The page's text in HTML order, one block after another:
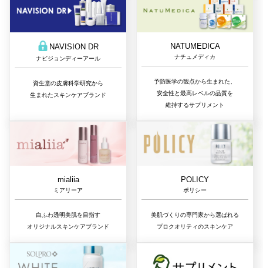
NAVISION DR
ナビジョンディーアール
資生堂の皮膚科学研究から
生まれたスキンケアブランド
NATUMEDICA
ナチュメディカ
予防医学の観点から生まれた、
安全性と最高レベルの品質を
維持するサプリメント
mialiia
ミアリーア
白ふわ透明美肌を目指す
オリジナルスキンケアブランド
POLICY
ポリシー
美肌づくりの専門家から選ばれる
プロクオリティのスキンケア